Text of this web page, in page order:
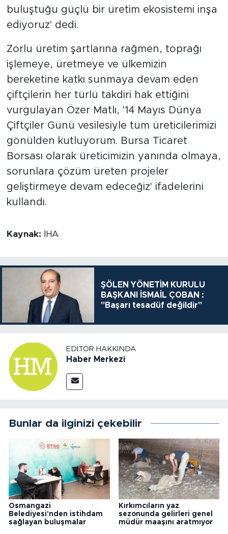
buluştuğu güçlü bir üretim ekosistemi inşa
ediyoruz' dedi.
Zorlu üretim şartlarına rağmen, toprağı
işlemeye, üretmeye ve ülkemizin
bereketine katkı sunmaya devam eden
çiftçilerin her türlü takdiri hak ettiğini
vurgulayan Özer Matlı, '14 Mayıs Dünya
Çiftçiler Günü vesilesiyle tüm üreticilerimizi
gönülden kutluyorum. Bursa Ticaret
Borsası olarak üreticimizin yanında olmaya,
sorunlara çözüm üreten projeler
geliştirmeye devam edeceğiz' ifadelerini
kullandı.
Kaynak: İHA
ŞÖLEN YÖNETİM KURULU
BAŞKANI İSMAİL ÇOBAN :
"Başarı tesadüf değildir"
EDITÖR HAKKINDA
Haber Merkezi
Bunlar da ilginizi çekebilir
Osmangazi
Belediyesi'nden istihdam
sağlayan buluşmalar
Kırkımcıların yaz
sezonunda gelirleri genel
müdür maaşını aratmıyor